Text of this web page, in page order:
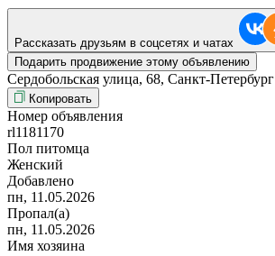
Рассказать друзьям в соцсетях и чатах
Подарить продвижение этому объявлению
Сердобольская улица, 68, Санкт-Петербург
Копировать
Номер объявления
rl1181170
Пол питомца
Женский
Добавлено
пн, 11.05.2026
Пропал(а)
пн, 11.05.2026
Имя хозяина